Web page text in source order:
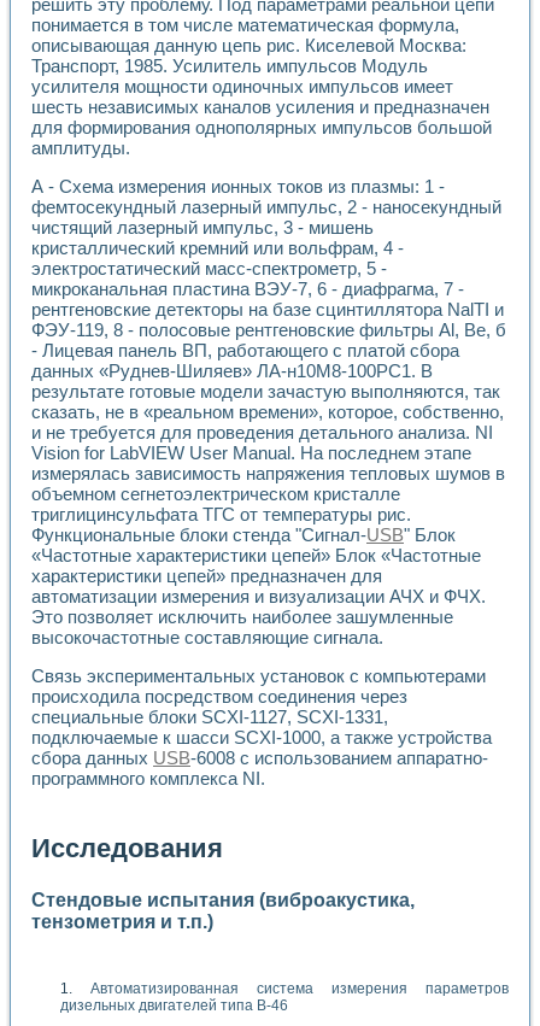
решить эту проблему. Под параметрами реальной цепи
понимается в том числе математическая формула,
описывающая данную цепь рис. Киселевой Москва:
Транспорт, 1985. Усилитель импульсов Модуль
усилителя мощности одиночных импульсов имеет
шесть независимых каналов усиления и предназначен
для формирования однополярных импульсов большой
амплитуды.
А - Схема измерения ионных токов из плазмы: 1 -
фемтосекундный лазерный импульс, 2 - наносекундный
чистящий лазерный импульс, 3 - мишень
кристаллический кремний или вольфрам, 4 -
электростатический масс-спектрометр, 5 -
микроканальная пластина ВЭУ-7, 6 - диафрагма, 7 -
рентгеновские детекторы на базе сцинтиллятора NalTI и
ФЭУ-119, 8 - полосовые рентгеновские фильтры Al, Be, б
- Лицевая панель ВП, работающего с платой сбора
данных «Руднев-Шиляев» ЛА-н10М8-100РС1. В
результате готовые модели зачастую выполняются, так
сказать, не в «реальном времени», которое, собственно,
и не требуется для проведения детального анализа. NI
Vision for LabVIEW User Manual. На последнем этапе
измерялась зависимость напряжения тепловых шумов в
объемном сегнетоэлектрическом кристалле
триглицинсульфата ТГС от температуры рис.
Функциональные блоки стенда "Сигнал-USB" Блок
«Частотные характеристики цепей» Блок «Частотные
характеристики цепей» предназначен для
автоматизации измерения и визуализации АЧХ и ФЧХ.
Это позволяет исключить наиболее зашумленные
высокочастотные составляющие сигнала.
Связь экспериментальных установок с компьютерами
происходила посредством соединения через
специальные блоки SCXI-1127, SCXI-1331,
подключаемые к шасси SCXI-1000, а также устройства
сбора данных USB-6008 с использованием аппаратно-
программного комплекса NI.
Исследования
Стендовые испытания (виброакустика,
тензометрия и т.п.)
Автоматизированная система измерения параметров
дизельных двигателей типа В-46